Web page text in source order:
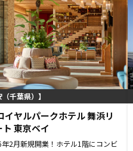
千葉県）
イヤルパークホテル 舞浜リ
ト 東京ベイ
2月新規開業！ホテル1階にコンビ